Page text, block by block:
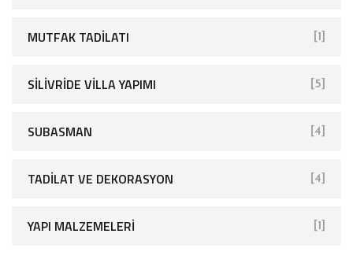
MUTFAK TADILATI [1]
SİLİVRİDE VİLLA YAPIMI [5]
SUBASMAN [4]
TADILAT VE DEKORASYON [4]
YAPI MALZEMELERI [1]